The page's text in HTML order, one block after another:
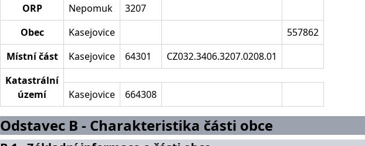
ORP Nepomuk
3207
Obec
Kasejovice
557862
Místní část
Kasejovice 64301
CZ032.3406.3207.0208.01
Katastrální
území
Kasejovice 664308
Odstavec B - Charakteristika části obce